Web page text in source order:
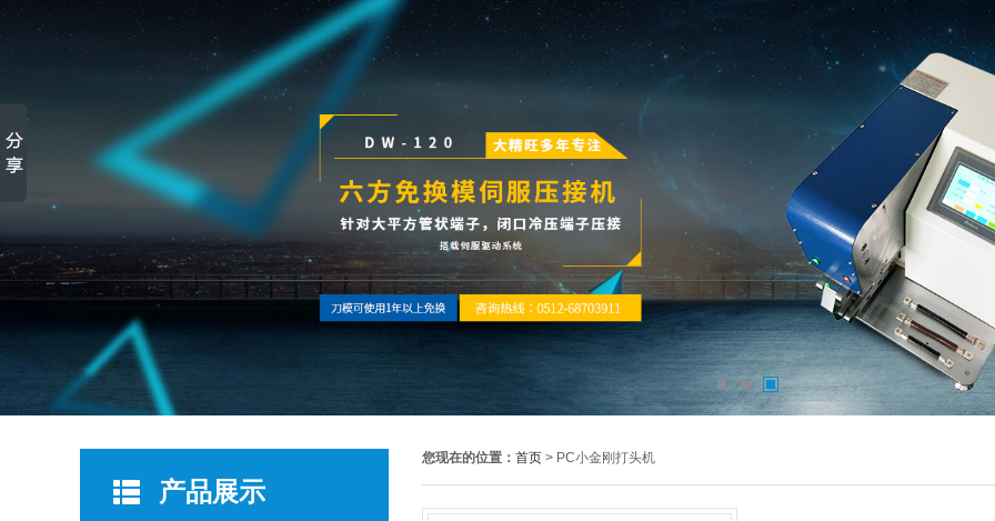
产品展示
您现在的位置： 首页> PC小金刚打头机